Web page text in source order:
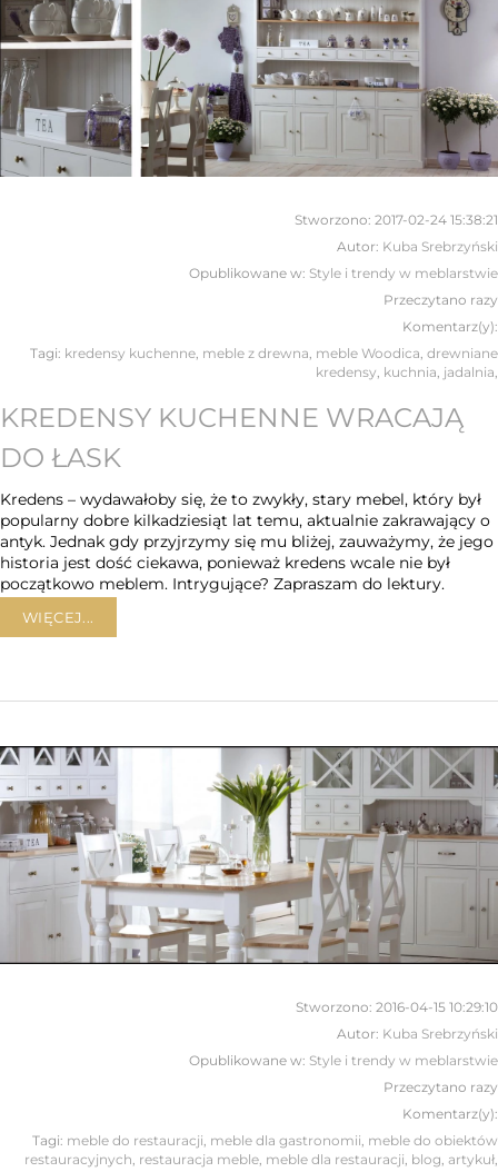
Stworzono: 2017-02-24 15:38:21
Autor: Kuba Srebrzyński
Opublikowane w: Style i trendy w meblarstwie
Przeczytano razy
Komentarz(y):
Tagi: kredensy kuchenne, meble z drewna, meble Woodica, drewniane
kredensy, kuchnia, jadalnia,
KREDENSY KUCHENNE WRACAJĄ
DO ŁASK
Kredens – wydawałoby się, że to zwykły, stary mebel, który był
popularny dobre kilkadziesiąt lat temu, aktualnie zakrawający o
antyk. Jednak gdy przyjrzymy się mu bliżej, zauważymy, że jego
historia jest dość ciekawa, ponieważ kredens wcale nie był
początkowo meblem. Intrygujące? Zapraszam do lektury.
WIĘCEJ...
Stworzono: 2016-04-15 10:29:10
Autor: Kuba Srebrzyński
Opublikowane w: Style i trendy w meblarstwie
Przeczytano razy
Komentarz(y):
Tagi: meble do restauracji meble dla gastronomii meble do obiektów
restauracyjnych restauracja meble meble dla restauracji blog artykuł